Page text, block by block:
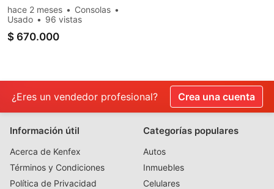
hace 2 meses
Consolas
Usado
96 vistas
$ 670.000
¿Eres un vendedor profesional? Crea una cuenta
Información útil
Acerca de Kenfex
Términos y Condiciones
Política de Privacidad
Categorías populares
Autos
Inmuebles
Celulares